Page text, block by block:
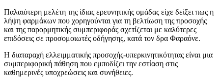
Παλαιότερη μελέτη της ίδιας ερευνητικής ομάδας είχε δείξει πως η
λήψη φαρμάκων που χορηγούνται για τη βελτίωση της προσοχής
και της παρορμητικής συμπεριφοράς σχετίζεται με καλύτερες
επιδόσεις σε προσομοιωτές οδήγησης, κατά τον δρα Φαραόνε.
Η διαταραχή ελλειμματικής προσοχής-υπερκινητικότητας είναι μια
συμπεριφορική πάθηση που εμποδίζει την εστίαση στις
καθημερινές υποχρεώσεις και συνήθειες.